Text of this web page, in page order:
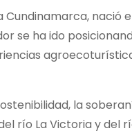
nació
se ha ido
la
río La Victoria y del